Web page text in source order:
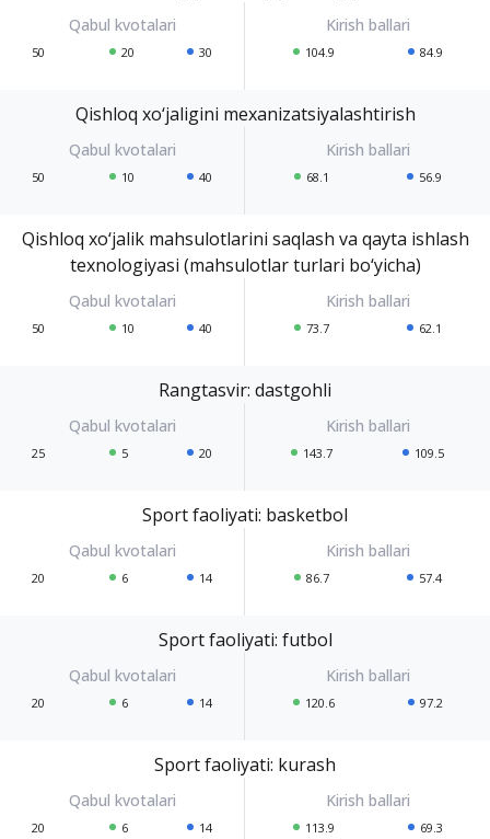
50 20 30 104.9 84.9
Qishloq xo‘jaligini mexanizatsiyalashtirish
50 10 40 68.1 56.9
Qishloq xo‘jalik mahsulotlarini saqlash va qayta ishlash
texnologiyasi (mahsulotlar turlari bo‘yicha)
50 10 40 73.7 62.1
Rangtasvir: dastgohli
25 5 20 143.7 109.5
Sport faoliyati: basketbol
20 6 14 86.7 57.4
Sport faoliyati: futbol
20 6 14 120.6 97.2
Sport faoliyati: kurash
20 6 14 113.9 69.3